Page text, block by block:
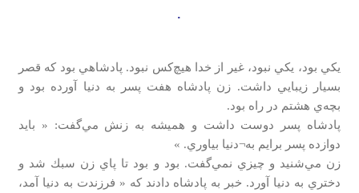
يكي بود، يكي نبود، غير از خدا هيچ‌كس نبود. پادشاهي بود كه قصر
بسيار زيبايي داشت. زن پادشاه هفت پسر به دنيا آورده بود و
بچه‌ي هشتم در راه بود.
پادشاه پسر دوست داشت و هميشه به زنش مي‌گفت: « بايد
دوازده پسر برايم به¬دنيا بياوري. »
زن مي‌شنيد و چيزي نمي‌گفت. بود و بود تا پاي زن سبك شد و
دختري به دنيا آورد. خبر به پادشاه دادند كه « فرزندت به دنيا آمد،